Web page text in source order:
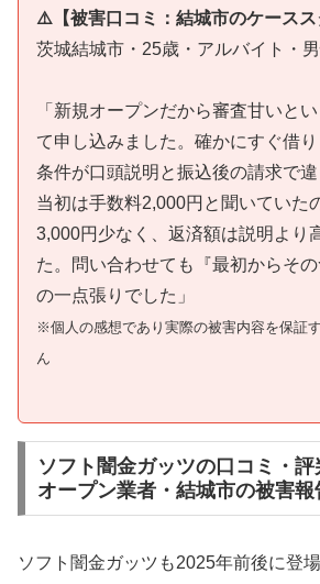
⚠️【被害口コミ：結城市のケースス
茨城結城市・25歳・アルバイト・
「新規オープンだから審査甘いと
て申し込みました。確かにすぐ借り
条件が口頭説明と振込後の請求で違
当初は手数料2,000円と聞いていた
3,000円少なく、返済額は説明より
た。問い合わせても『最初からその
の一点張りでした」
※個人の感想であり実際の被害内容を保証
ん
ソフト闇金ガッツの口コミ・
オープン業者・結城市の被害報
ソフト闇金ガッツも2025年前後に登